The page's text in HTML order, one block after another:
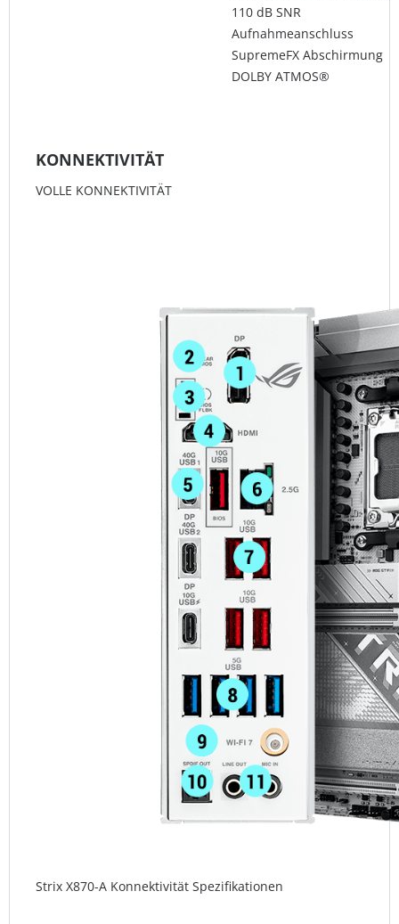
110 dB SNR
Aufnahmeanschluss
SupremeFX Abschirmung
DOLBY ATMOS®
KONNEKTIVITÄT
VOLLE KONNEKTIVITÄT
Strix X870-A Konnektivität Spezifikationen